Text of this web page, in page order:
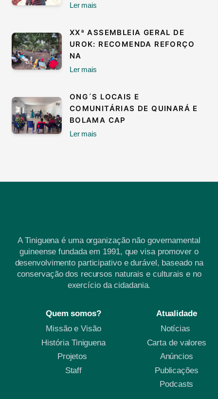
Ler mais
XXª ASSEMBLEIA GERAL DE
UROK: RECOMENDA REFORÇO
NA
Ler mais
ONG´S LOCAIS E
COMUNITÁRIAS DE QUINARÁ E
BOLAMA CAP
Ler mais
A Tiniguena é uma organização não governamental
guineense fundada em 1991, que visa promover o
desenvolvimento participativo e durável, baseado na
conservação dos recursos naturais e culturais e no
exercício da cidadania.
Quem somos?
Missão e Visão
História Tiniguena
Projetos
Staff
Atualidade
Notícias
Carta de valores
Anúncios
Publicações
Podcasts